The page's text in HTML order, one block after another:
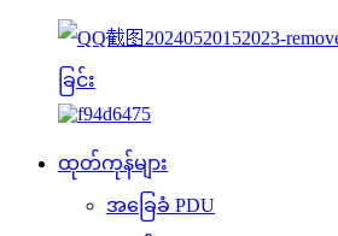
ထုတ်ကုန်များ
အခြေခံ PDU